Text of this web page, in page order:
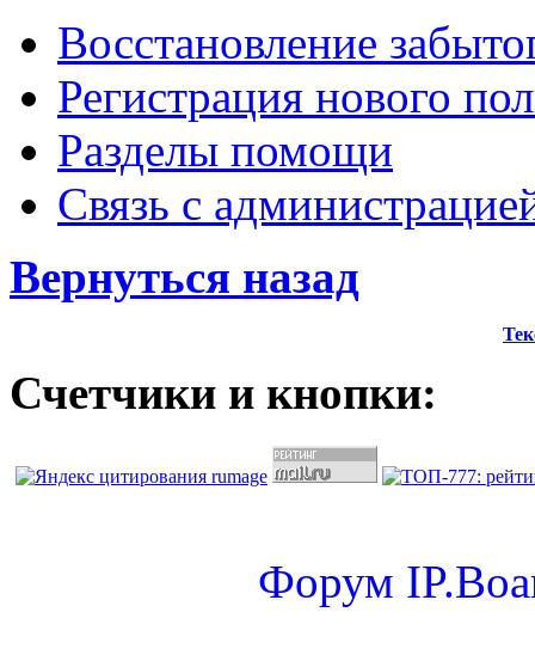
Восстановление
Регистрация нового
Разделы помощи
Связь с
Вернуться назад
Счетчики и кнопки:
Форум